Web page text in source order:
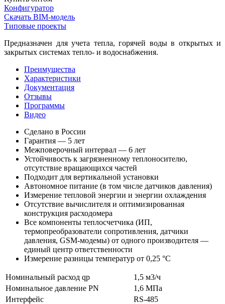
Конфигуратор
Скачать BIM-модель
Типовые проекты
Предназначен для учета тепла, горячей воды в открытых и
закрытых системах тепло- и водоснабжения.
Преимущества
Характеристики
Документация
Отзывы
Программы
Видео
Сделано в России
Гарантия — 5 лет
Межповерочный интервал — 6 лет
Устойчивость к загрязненному теплоносителю,
отсутствие вращающихся частей
Подходит для вертикальной установки
Автономное питание (в том числе датчиков давления)
Измерение тепловой энергии и энергии охлаждения
Отсутствие вычислителя и оптимизированная
конструкция расходомера
Все компоненты теплосчетчика (ИП,
термопреобразователи сопротивления, датчики
давления, GSM-модемы) от одного производителя —
единый центр ответственности
Измерение разницы температур от 0,25 °С
Номинальный расход qp
1,5 м3/ч
Номинальное давление PN
1,6 МПа
Интерфейс
RS-485